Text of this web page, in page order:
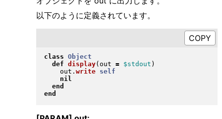
以下のように定義されています。
class Object
def display( out = $stdout )
    out
. write
self
nil
end
end